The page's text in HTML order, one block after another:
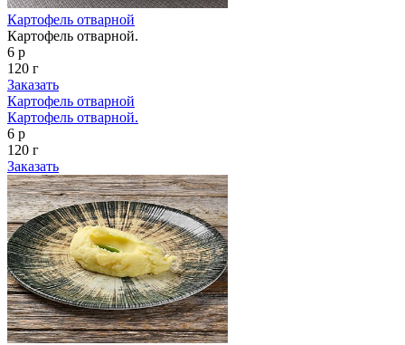
Картофель отварной
Картофель отварной.
6 р
120 г
Заказать
Картофель отварной
Картофель отварной.
6 р
120 г
Заказать